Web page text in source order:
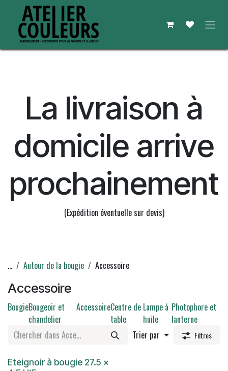
Se rendre au contenu
La livraison à
domicile arrive
prochainement
(Expédition éventuelle sur devis)
... Autour de la bougie Accessoire
Accessoire
BougieBougeoir et
chandelier
AccessoireCentre de
table
Lampe à
huile
Photophore et
lanterne
Trier par
Filtres
Eteignoir à bougie 27.5 x